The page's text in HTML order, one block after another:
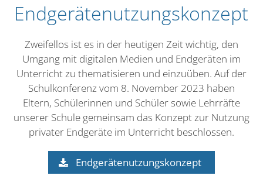
Endgerätenutzungskonzept
Zweifellos ist es in der heutigen Zeit wichtig, den
Umgang mit digitalen Medien und Endgeräten im
Unterricht zu thematisieren und einzuüben. Auf der
Schulkonferenz vom 8. November 2023 haben
Eltern, Schülerinnen und Schüler sowie Lehrräfte
unserer Schule gemeinsam das Konzept zur Nutzung
privater Endgeräte im Unterricht beschlossen.
Endgerätenutzungskonzept